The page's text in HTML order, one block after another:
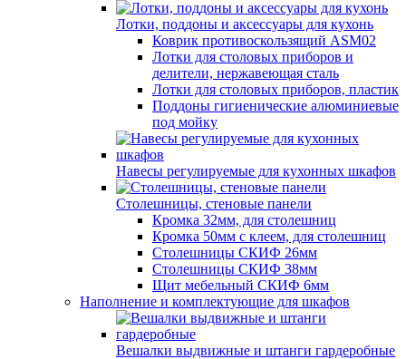
Лотки, поддоны и аксессуары для кухонь
Коврик противоскользящий ASM02
Лотки для столовых приборов и
делители, нержавеющая сталь
Лотки для столовых приборов, пластик
Поддоны гигиенические алюминиевые
под мойку
Навесы регулируемые для кухонных шкафов
Столешницы, стеновые панели
Кромка 32мм, для столешниц
Кромка 50мм с клеем, для столешниц
Столешницы СКИФ 26мм
Столешницы СКИФ 38мм
Щит мебельный СКИФ 6мм
Наполнение и комплектующие для шкафов
Вешалки выдвижные и штанги гардеробные